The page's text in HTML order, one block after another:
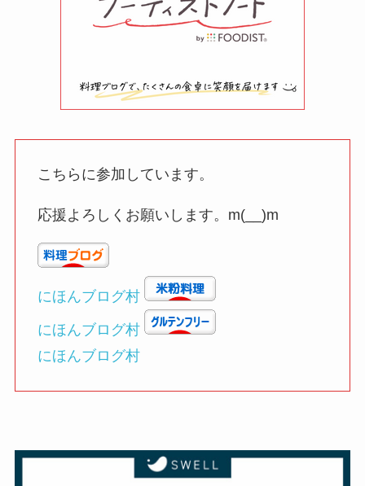
こちらに参加しています。
応援よろしくお願いします。m(__)m
にほんブログ村
にほんブログ村
にほんブログ村